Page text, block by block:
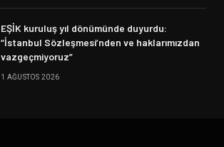
EŞİK kuruluş yıl dönümünde duyurdu:
“İstanbul Sözleşmesi’nden ve haklarımızdan
vazgeçmiyoruz”
1 AĞUSTOS 2026